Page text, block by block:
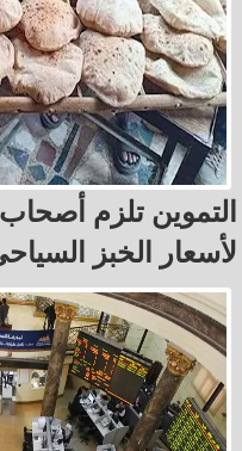
التموين تلزم
لأسعار الخبز